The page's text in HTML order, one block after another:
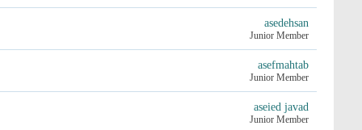
asedehsan
Junior Member
asefmahtab
Junior Member
aseied javad
Junior Member